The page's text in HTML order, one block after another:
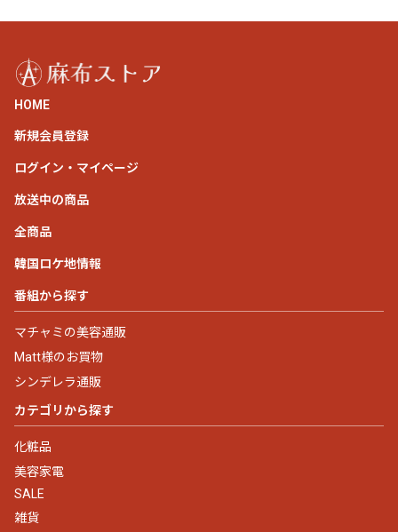
HOME
新規会員登録
ログイン・マイページ
放送中の商品
全商品
韓国ロケ地情報
番組から探す
マチャミの美容通販
Matt様のお買物
シンデレラ通販
カテゴリから探す
化粧品
美容家電
SALE
雑貨